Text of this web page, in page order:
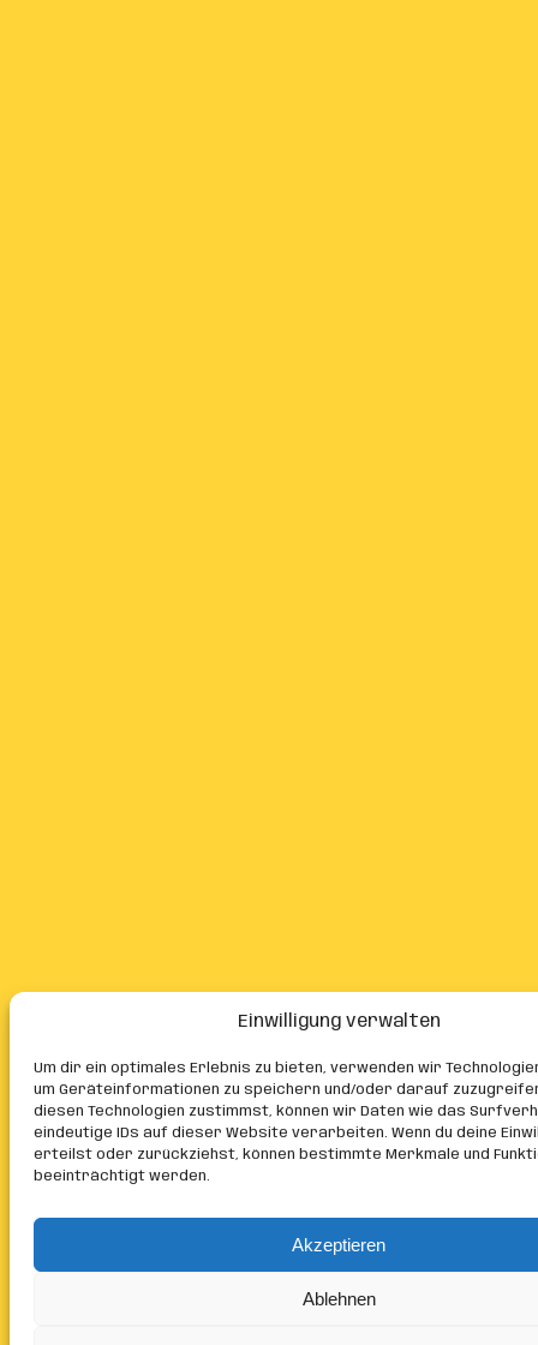
Einwilligung verwalten
Um dir ein optimales Erlebnis zu bieten, verwenden wir
um Geräteinformationen zu speichern und/oder darauf
diesen Technologien zustimmst, können wir Daten wie das
eindeutige IDs auf dieser Website verarbeiten. Wenn du deine
erteilst oder zurückziehst, können bestimmte Merkmale und
beeinträchtigt werden.
Akzeptieren
Ablehnen